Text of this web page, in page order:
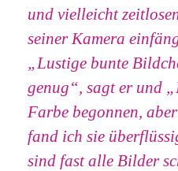
und vielleicht
seiner Kamera
„Lustige bunte
genug“, sagt er und
Farbe begonnen,
fand ich sie
sind fast alle Bilder